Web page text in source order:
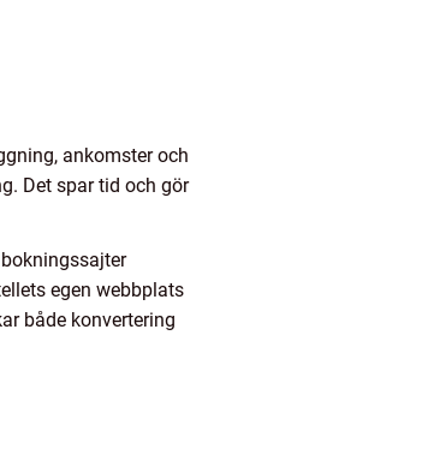
ankomster och
Det spar tid och gör
egen webbplats
både konvertering